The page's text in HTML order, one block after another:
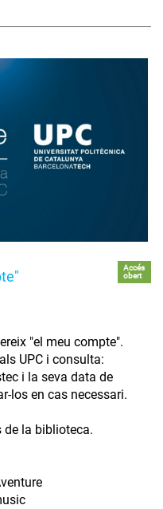
Accés
obert
"el meu compte".
UPC i consulta:
i la seva data de
los en cas necessari.
la biblioteca.